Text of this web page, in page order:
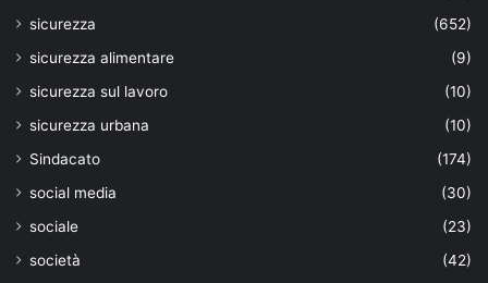
sicurezza
(652)
sicurezza alimentare
(9)
sicurezza sul lavoro
(10)
sicurezza urbana
(10)
Sindacato
(174)
social media
(30)
sociale
(23)
società
(42)